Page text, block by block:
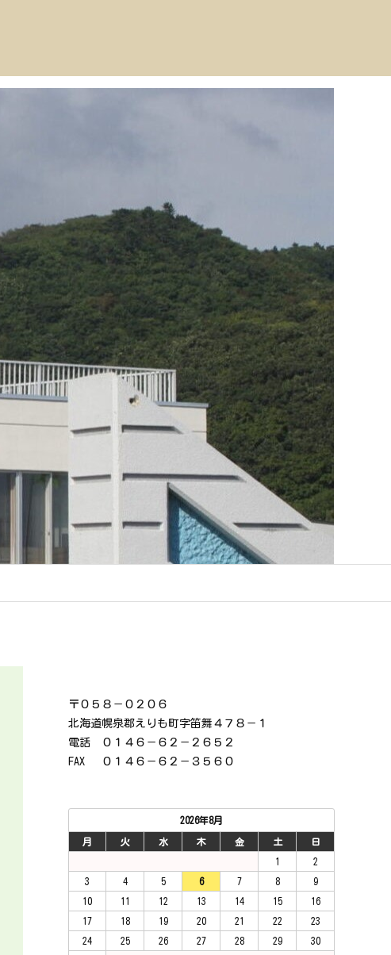
〒０５８－０２０６
北海道幌泉郡えりも町字笛舞４７８－１
電話 ０１４６－６２－２６５２
FAX ０１４６－６２－３５６０
2026年8月
月 火 水 木 金 土 日
1 2
3 4 5 6 7 8 9
10 11 12 13 14 15 16
17 18 19 20 21 22 23
24 25 26 27 28 29 30